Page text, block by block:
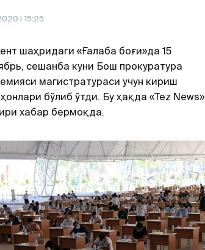
| 15:25
шаҳридаги «Ғалаба боғи»да 15
сешанба куни Бош прокуратура
магистратураси учун кириш
бўлиб ўтди. Бу ҳақда «Tez News»
хабар бермоқда.